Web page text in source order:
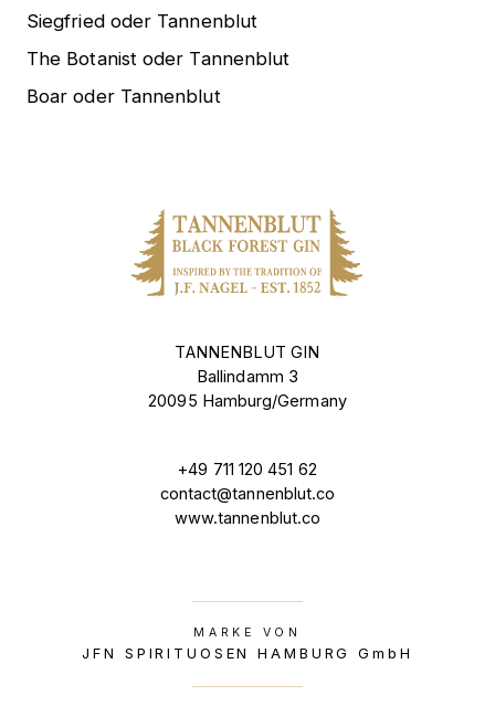
Siegfried oder Tannenblut
The Botanist oder Tannenblut
Boar oder Tannenblut
TANNENBLUT GIN
Ballindamm 3
20095 Hamburg/Germany
+49 711 120 451 62
contact@tannenblut.co
www.tannenblut.co
MARKE VON
JFN SPIRITUOSEN HAMBURG GmbH